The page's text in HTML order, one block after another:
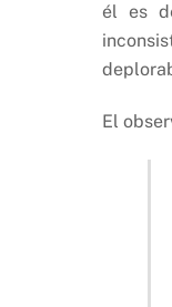
él es
El